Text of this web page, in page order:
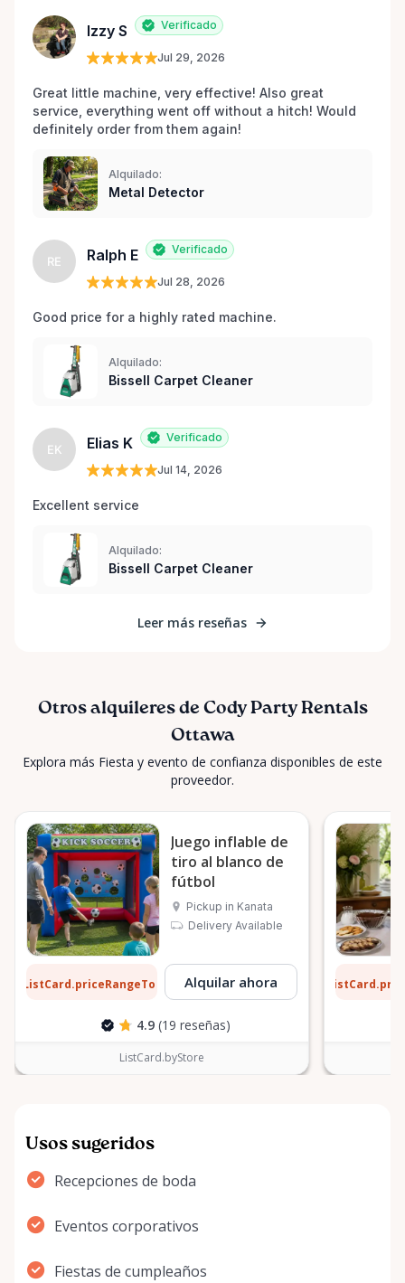
Izzy S Verificado
Jul 29, 2026
Great little machine, very effective! Also great
service, everything went off without a hitch! Would
definitely order from them again!
Alquilado:
Metal Detector
RE Ralph E Verificado
Jul 28, 2026
Good price for a highly rated machine.
Alquilado:
Bissell Carpet Cleaner
EK Elias K Verificado
Jul 14, 2026
Excellent service
Alquilado:
Bissell Carpet Cleaner
Leer más reseñas
Otros alquileres de Cody Party Rentals
Ottawa
Explora más Fiesta y evento de confianza disponibles de este
proveedor.
Juego inflable de
tiro al blanco de
fútbol
Pickup in Kanata
Delivery Available
ListCard.priceRangeTo por díaAlquilar ahora
4.9 (19 reseñas)
ListCard.byStore
Usos sugeridos
Recepciones de boda
Eventos corporativos
Fiestas de cumpleaños